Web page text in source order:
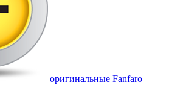
оригинальные Fanfaro